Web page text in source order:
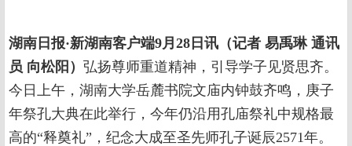
湖南日报·新湖南客户端9月28日讯（记者 易禹琳 通讯
员 向松阳） 弘扬尊师重道精神，引导学子见贤思齐。
今日上午，湖南大学岳麓书院文庙内钟鼓齐鸣，庚子
年祭孔大典在此举行，今年仍沿用孔庙祭礼中规格最
高的“释奠礼”，纪念大成至圣先师孔子诞辰2571年。